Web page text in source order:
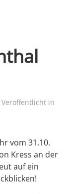
Veröffentlicht in
vom 31.10.
Kress an der
auf ein